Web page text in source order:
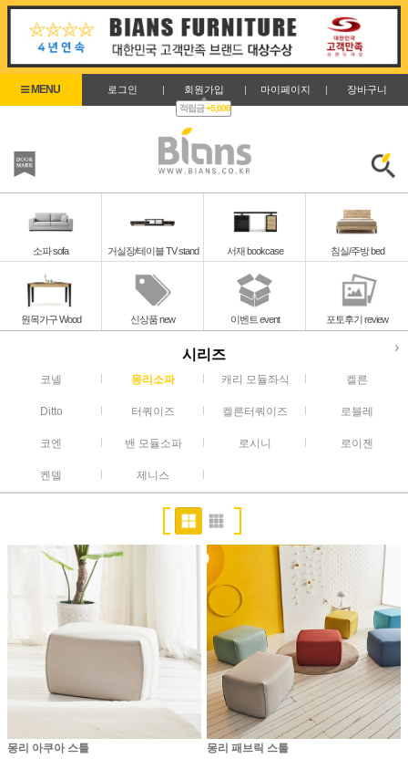
로그인 | 회원가입 |
적립금+5,000
마이페이지 | 장바구니
소파 sofa 거실장/테이블 TV stand 서재 bookcase 침실/주방 bed
원목가구 Wood 신상품 new 이벤트 event 포토후기 review
시리즈
몽리소파
코넬 몽리소파 캐리 모듈좌식 켈른
Ditto 터쿼이즈 켈른터쿼이즈 로블레
코엔 밴 모듈소파 로시니 로이젠
켄델 제니스
몽리 아쿠아 스툴 몽리 패브릭 스툴